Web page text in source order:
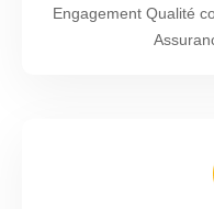
Engagement Qualité